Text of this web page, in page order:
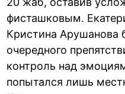
фисташковым.
Кристина Арушанова
очередного
контроль над
попытался лишь